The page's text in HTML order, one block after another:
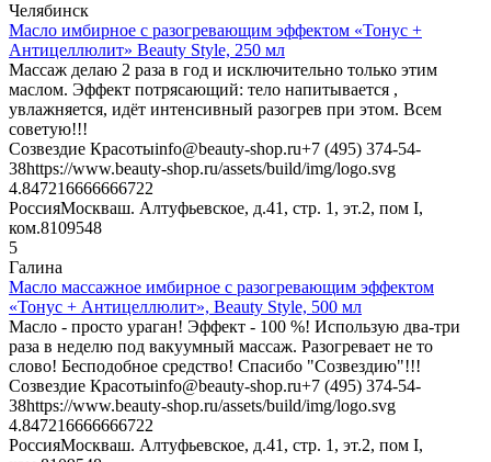
Челябинск
Масло имбирное с разогревающим эффектом «Тонус +
Антицеллюлит» Beauty Style, 250 мл
Массаж делаю 2 раза в год и исключительно только этим
маслом. Эффект потрясающий: тело напитывается ,
увлажняется, идёт интенсивный разогрев при этом. Всем
советую!!!
Созвездие Красотыinfo@beauty-shop.ru+7 (495) 374-54-
38https://www.beauty-shop.ru/assets/build/img/logo.svg
4.847216666666722
РоссияМоскваш. Алтуфьевское, д.41, стр. 1, эт.2, пом I,
ком.8109548
5
Галина
Масло массажное имбирное с разогревающим эффектом
«Тонус + Антицеллюлит», Beauty Style, 500 мл
Масло - просто ураган! Эффект - 100 %! Использую два-три
раза в неделю под вакуумный массаж. Разогревает не то
слово! Бесподобное средство! Спасибо "Созвездию"!!!
Созвездие Красотыinfo@beauty-shop.ru+7 (495) 374-54-
38https://www.beauty-shop.ru/assets/build/img/logo.svg
4.847216666666722
РоссияМоскваш. Алтуфьевское, д.41, стр. 1, эт.2, пом I,